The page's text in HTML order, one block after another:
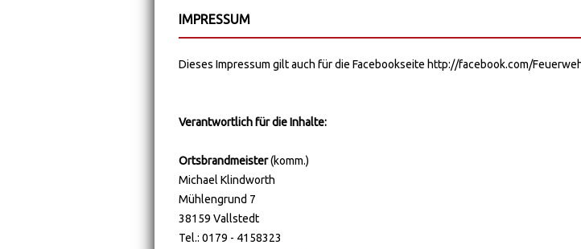
IMPRESSUM
Dieses Impressum gilt auch für die Facebookseite http://facebook.com/
Verantwortlich für die Inhalte:
Ortsbrandmeister(komm.)
Michael Klindworth
Mühlengrund 7
38159 Vallstedt
Tel.: 0179 - 4158323